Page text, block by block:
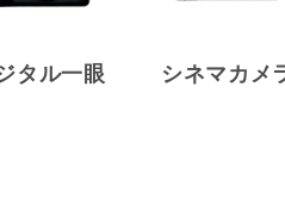
タル一眼 シネマカメ